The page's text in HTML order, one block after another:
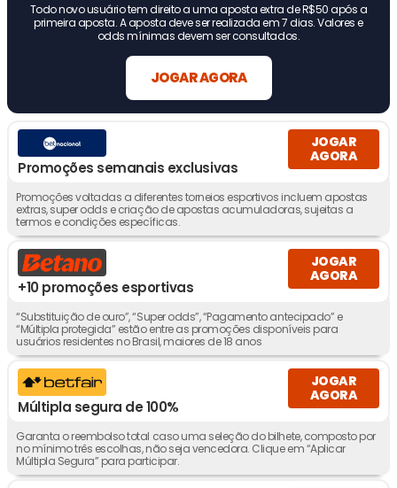
Todo novo usuário tem direito a uma aposta extra de R$50 após a
primeira aposta. A aposta deve ser realizada em 7 dias. Valores e
odds mínimas devem ser consultados.
JOGAR AGORA
Promoções semanais exclusivas
JOGAR
AGORA
Promoções voltadas a diferentes torneios esportivos incluem apostas
extras, super odds e criação de apostas acumuladoras, sujeitas a
termos e condições específicas.
+10 promoções esportivas
JOGAR
AGORA
“Substituição de ouro”, “Super odds”, “Pagamento antecipado” e
“Múltipla protegida” estão entre as promoções disponíveis para
usuários residentes no Brasil, maiores de 18 anos
Múltipla segura de 100%
JOGAR
AGORA
Garanta o reembolso total caso uma seleção do bilhete, composto por
no mínimo três escolhas, não seja vencedora. Clique em “Aplicar
Múltipla Segura” para participar.